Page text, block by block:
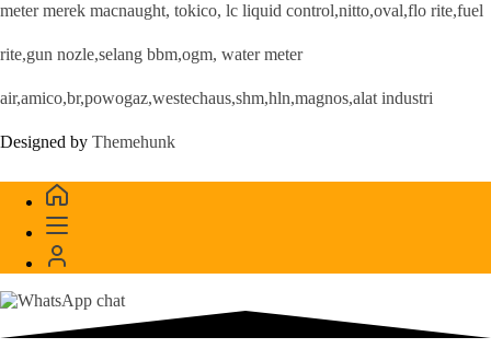
meter merek macnaught, tokico, lc liquid control,nitto,oval,flo rite,fuel
rite,gun nozle,selang bbm,ogm, water meter
air,amico,br,powogaz,westechaus,shm,hln,magnos,alat industri
Designed by Themehunk